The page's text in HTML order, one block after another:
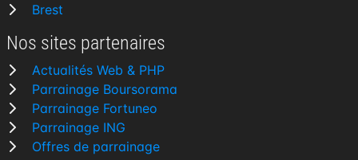
Brest
Nos sites partenaires
Actualités Web & PHP
Parrainage Boursorama
Parrainage Fortuneo
Parrainage ING
Offres de parrainage